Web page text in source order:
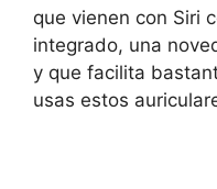
que vienen con Siri
integrado, una
y que facilita
usas estos